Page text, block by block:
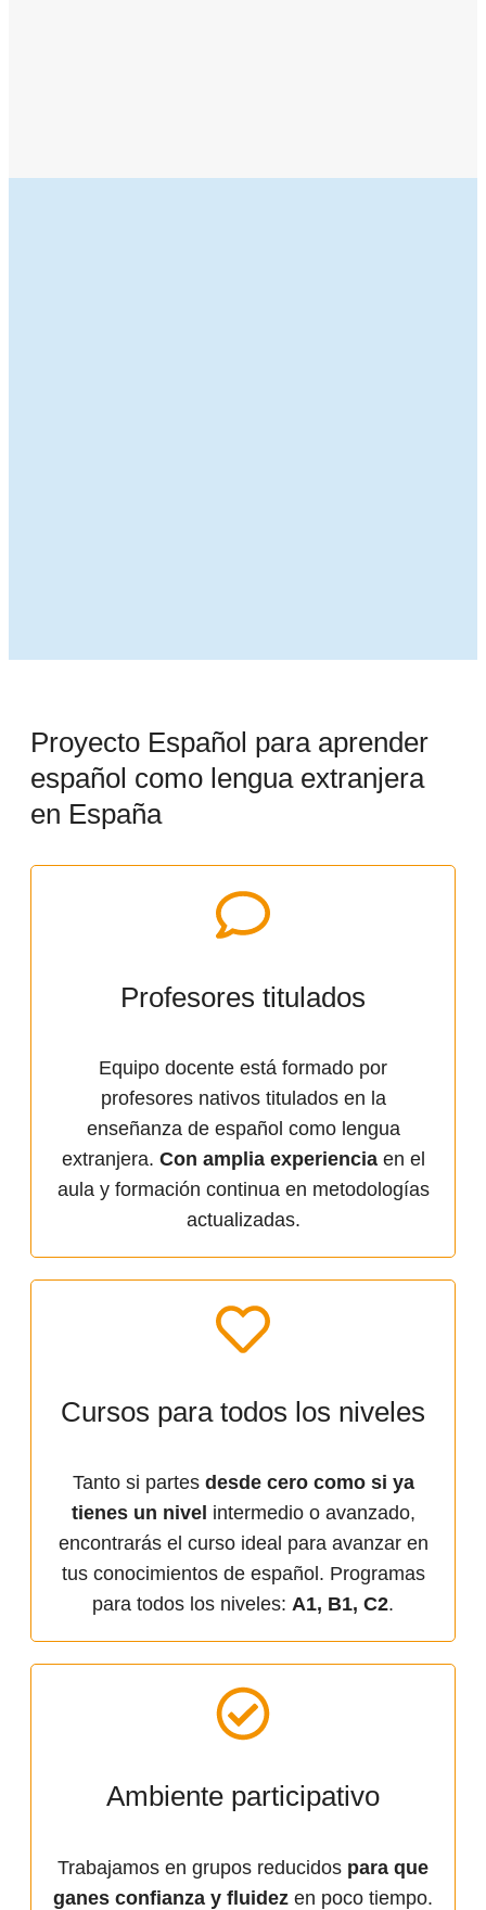
Proyecto Español para aprender
español como lengua extranjera
en España
Profesores titulados
Equipo docente está formado por
profesores nativos titulados en la
enseñanza de español como lengua
extranjera. Con amplia experienciaen el
aula y formación continua en metodologías
actualizadas.
Cursos para todos los niveles
Tanto si partes desde cero como si ya
tienes un nivel intermedio o avanzado,
encontrarás el curso ideal para avanzar en
tus conocimientos de español. Programas
para todos los niveles: A1, B1, C2.
Ambiente participativo
Trabajamos en grupos reducidos para que
ganes confianza y fluidez en poco tiempo.